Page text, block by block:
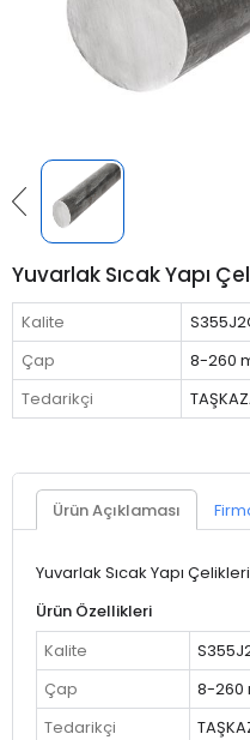
Yuvarlak Sıcak Yapı
Kalite
Çap
8-260
Tedarikçi
Ürün Açıklaması
Yuvarlak Sıcak Yapı Çelikleri
Ürün Özellikleri
Kalite
Çap
8-260
Tedarikçi